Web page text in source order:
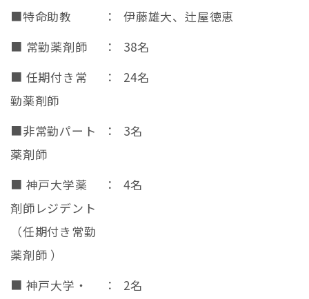
■特命助教
：
伊藤雄大、辻屋徳恵
■ 常勤薬剤師
：
38名
■ 任期付き常
勤薬剤師
： 24名
■非常勤パート
薬剤師
： 3名
■ 神戸大学薬
剤師レジデント
（任期付き常勤
薬剤師 ）
： 4名
■ 神戸大学・
： 2名